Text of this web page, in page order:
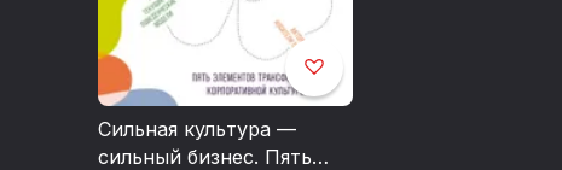
Сильная культура —
сильный бизнес. Пять